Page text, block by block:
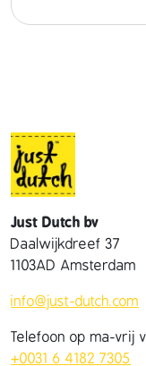
Just Dutch bv
Daalwijkdreef 37
1103AD Amsterdam
info@just-dutch.com
Telefoon op ma-vrij
+0031 6 4182 7305